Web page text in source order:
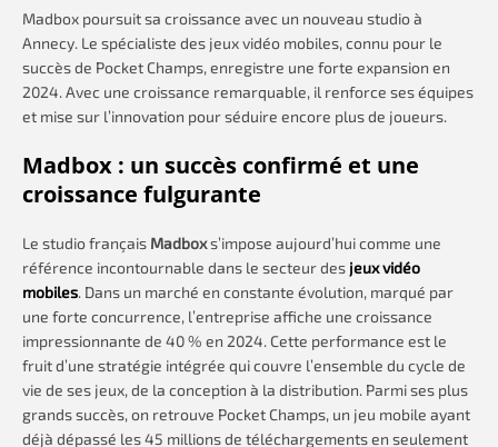
Madbox poursuit sa croissance avec un nouveau studio à
Annecy. Le spécialiste des jeux vidéo mobiles, connu pour le
succès de Pocket Champs, enregistre une forte expansion en
2024. Avec une croissance remarquable, il renforce ses équipes
et mise sur l’innovation pour séduire encore plus de joueurs.
Madbox : un succès confirmé et une
croissance fulgurante
Le studio français Madboxs’impose aujourd’hui comme une
référence incontournable dans le secteur des jeux vidéo
mobiles. Dans un marché en constante évolution, marqué par
une forte concurrence, l’entreprise affiche une croissance
impressionnante de 40 % en 2024. Cette performance est le
fruit d’une stratégie intégrée qui couvre l’ensemble du cycle de
vie de ses jeux, de la conception à la distribution. Parmi ses plus
grands succès, on retrouve Pocket Champs, un jeu mobile ayant
déjà dépassé les 45 millions de téléchargements en seulement